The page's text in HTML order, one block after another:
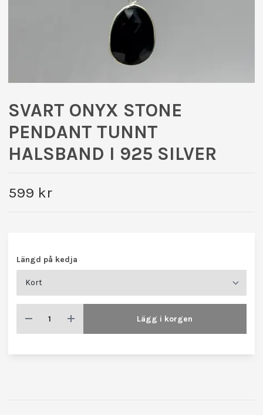
SVART ONYX STONE
PENDANT TUNNT
HALSBAND I 925 SILVER
599 kr
Längd på kedja
Lägg i korgen